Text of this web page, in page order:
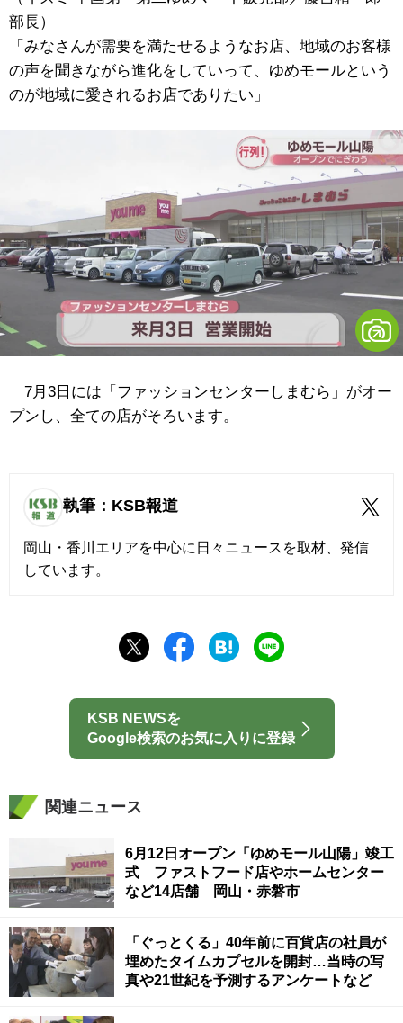
部長）
「みなさんが需要を満たせるようなお店、地域のお客様
の声を聞きながら進化をしていって、ゆめモールという
のが地域に愛されるお店でありたい」
7月3日には「ファッションセンターしまむら」がオー
プンし、全ての店がそろいます。
執筆：KSB報道
岡山・香川エリアを中心に日々ニュースを取材、発信
しています。
KSB NEWSを
Google検索のお気に入りに登録
関連ニュース
6月12日オープン「ゆめモール山陽」竣工
式 ファストフード店やホームセンター
など14店舗 岡山・赤磐市
「ぐっとくる」40年前に百貨店の社員が
埋めたタイムカプセルを開封…当時の写
真や21世紀を予測するアンケートなど